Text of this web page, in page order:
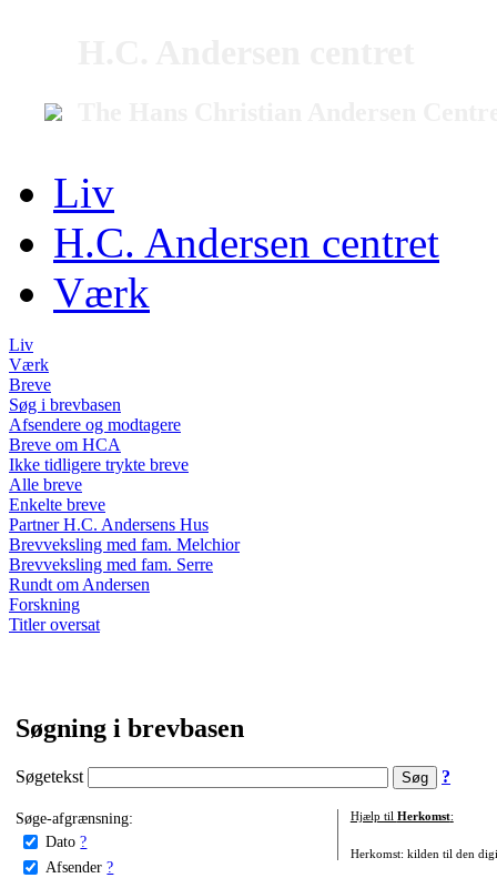
Liv
H.C. Andersen centret
Værk
Liv
Værk
Breve
Søg i brevbasen
Afsendere og modtagere
Breve om HCA
Ikke tidligere trykte breve
Alle breve
Enkelte breve
Partner H.C. Andersens Hus
Brevveksling med fam. Melchior
Brevveksling med fam. Serre
Rundt om Andersen
Forskning
Titler oversat
Søgning i brevbasen
Søgetekst ?
Søge-afgrænsning:
Dato ?
Afsender ?
Hjælp til Herkomst:
Herkomst: kilden til den